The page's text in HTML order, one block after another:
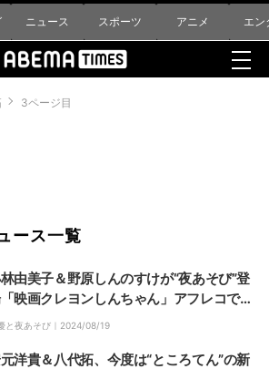
ニュース スポーツ アニメ エン
3ページ目
ース一覧
由美子＆野原しんのすけが“夜あそび”登
映画クレヨンしんちゃん」アフレコで安
貴が先輩の熱演に感激「みんな背中がカ
と夜あそび｜ 2024/08/19
洋貴＆八代拓、今度は“ところてん”の新